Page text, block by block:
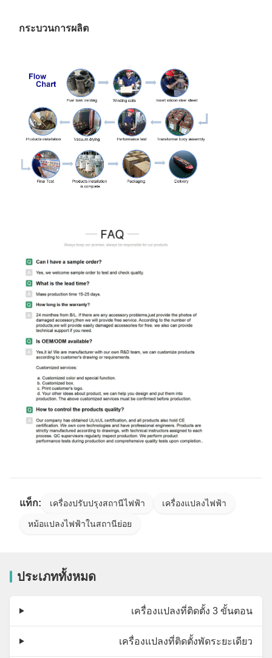
กระบวนการผลิต
แท็ก: เครื่องปรับปรุงสถานีไฟฟ้า เครื่องแปลงไฟฟ้า
หม้อแปลงไฟฟ้าในสถานีย่อย
ประเภททั้งหมด
เครื่องแปลงที่ติดตั้ง 3 ขั้นตอน
เครื่องแปลงที่ติดตั้งพัดระยะเดียว